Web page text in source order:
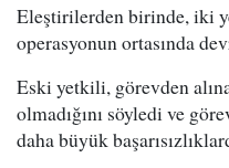
Eleştirilerden birinde, iki
operasyonun ortasında
Eski yetkili, görevden
olmadığını söyledi ve
daha büyük